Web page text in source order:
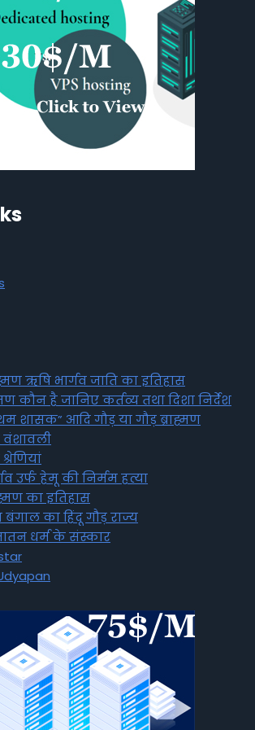
ऋषि भार्गव जाति का इतिहास
कौन है जानिए कर्तव्य तथा दिशा निर्देश
शासक” आदि गौड़ या गौड़ ब्राह्मण
वंशावली
उर्फ हेमू की निर्मम हत्या
का इतिहास
का हिंदू गौड़ राज्य
धर्म के संस्कार